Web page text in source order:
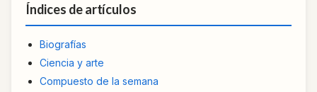
Índices de artículos
Biografías
Ciencia y arte
Compuesto de la semana